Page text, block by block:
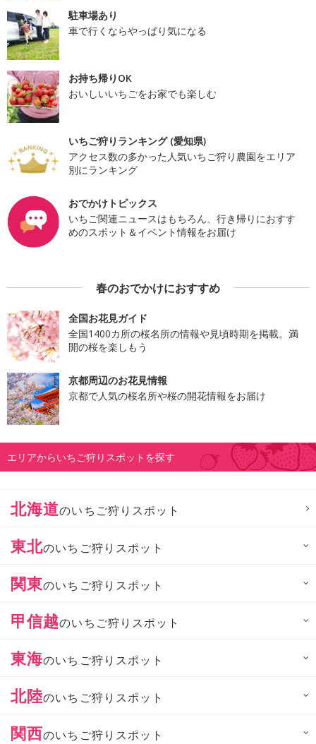
駐車場あり
車で行くならやっぱり気になる
お持ち帰りOK
おいしいいちごをお家でも楽しむ
いちご狩りランキング (愛知県)
アクセス数の多かった人気いちご狩り農園をエリア
別にランキング
おでかけトピックス
いちご関連ニュースはもちろん、行き帰りにおすす
めのスポット＆イベント情報をお届け
春のおでかけにおすすめ
全国お花見ガイド
全国1400カ所の桜名所の情報や見頃時期を掲載。満
開の桜を楽しもう
京都周辺のお花見情報
京都で人気の桜名所や桜の開花情報をお届け
エリアからいちご狩りスポットを探す
北海道のいちご狩りスポット
東北のいちご狩りスポット
関東のいちご狩りスポット
甲信越のいちご狩りスポット
東海のいちご狩りスポット
北陸のいちご狩りスポット
関西のいちご狩りスポット